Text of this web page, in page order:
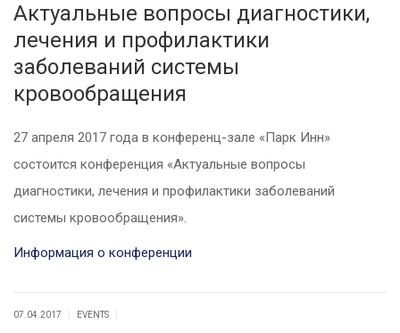
Актуальные вопросы диагностики,
лечения и профилактики
заболеваний системы
кровообращения
27 апреля 2017 года в конференц-зале «Парк Инн»
состоится конференция «Актуальные вопросы
диагностики, лечения и профилактики заболеваний
системы кровообращения».
Информация о конференции
07.04.2017 EVENTS